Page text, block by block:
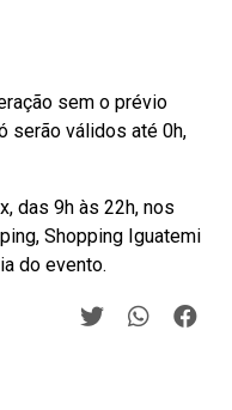
sem o prévio
serão válidos até 0h,
das 9h às 22h, nos
Shopping Iguatemi
do evento.